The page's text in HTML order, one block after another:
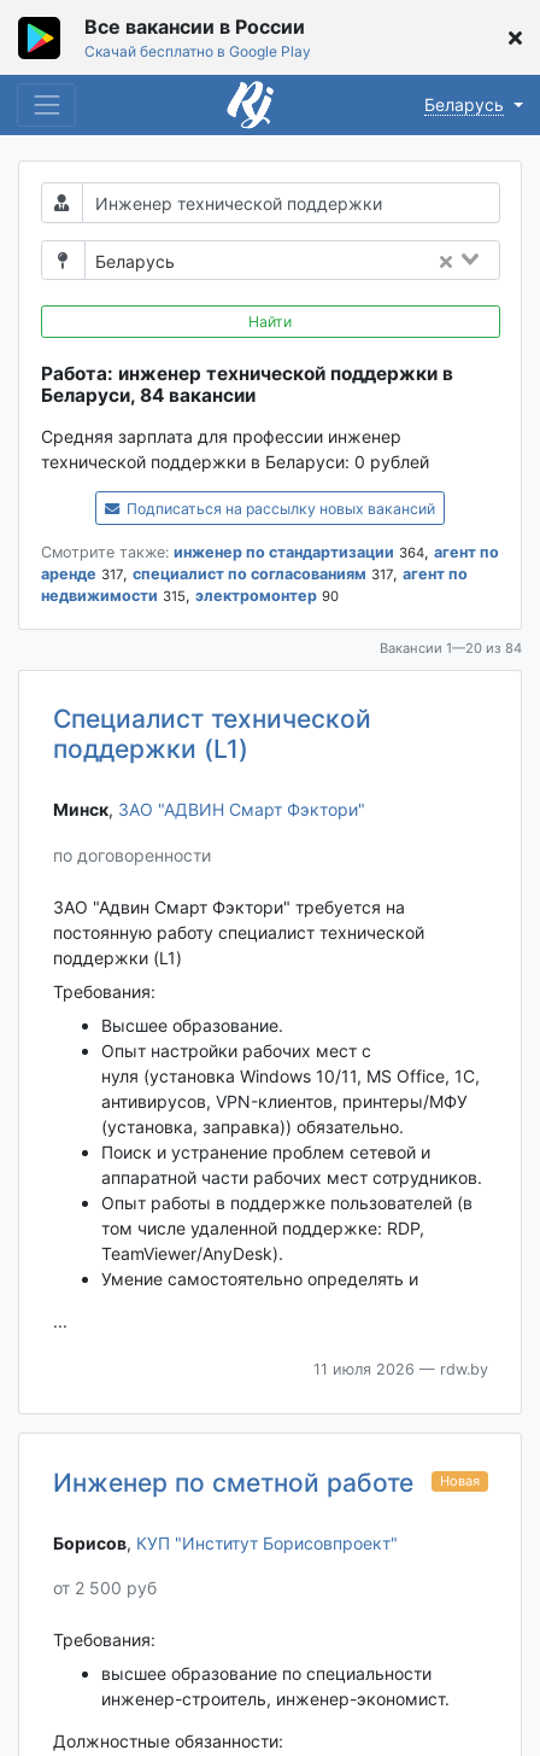
Все вакансии в России
Скачай бесплатно в Google Play
Беларусь
Беларусь
Найти
Работа: инженер технической поддержки в
Беларуси, 84 вакансии
Средняя зарплата для профессии инженер
технической поддержки в Беларуси: 0 рублей
Подписаться на рассылку новых вакансий
Смотрите также: инженер по стандартизации 364, агент по
аренде 317, специалист по согласованиям 317, агент по
недвижимости 315, электромонтер 90
Вакансии 1—20 из 84
Специалист технической
поддержки (L1)
Минск‎, ЗАО "АДВИН Смарт Фэктори"
по договоренности
ЗАО "Адвин Смарт Фэктори" требуется на
постоянную работу специалист технической
поддержки (L1)
Требования:
Высшее образование.
Опыт настройки рабочих мест с
нуля (установка Windows 10/11, MS Office, 1С,
антивирусов, VPN-клиентов, принтеры/МФУ
(установка, заправка)) обязательно.
Поиск и устранение проблем сетевой и
аппаратной части рабочих мест сотрудников.
Опыт работы в поддержке пользователей (в
том числе удаленной поддержке: RDP,
TeamViewer/AnyDesk).
Умение самостоятельно определять и
...
11 июля 2026 — rdw.by
Инженер по сметной работе Новая
Борисов‎, КУП "Институт Борисовпроект"
от 2 500 руб
Требования:
высшее образование по специальности
инженер-строитель, инженер-экономист.
Должностные обязанности: